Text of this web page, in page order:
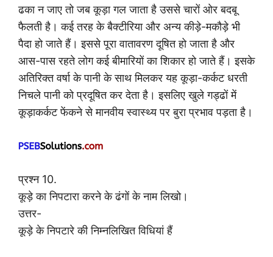
ढका न जाए तो जब कूड़ा गल जाता है उससे चारों ओर बदबू
फैलती है। कई तरह के बैक्टीरिया और अन्य कीड़े-मकौड़े भी
पैदा हो जाते हैं। इससे पूरा वातावरण दूषित हो जाता है और
आस-पास रहते लोग कई बीमारियों का शिकार हो जाते हैं। इसके
अतिरिक्त वर्षा के पानी के साथ मिलकर यह कूड़ा-कर्कट धरती
निचले पानी को प्रदूषित कर देता है। इसलिए खुले गड्ढों में
कूड़ाकर्कट फेंकने से मानवीय स्वास्थ्य पर बुरा प्रभाव पड़ता है।
प्रश्न 10.
कूड़े का निपटारा करने के ढंगों के नाम लिखो।
उत्तर-
कूड़े के निपटारे की निम्नलिखित विधियां हैं